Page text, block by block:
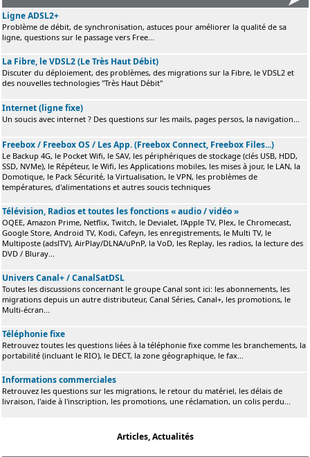
Ligne ADSL2+
Problème de débit, de synchronisation, astuces pour améliorer la qualité de sa
ligne, questions sur le passage vers Free...
La Fibre, le VDSL2 (Le Très Haut Débit)
Discuter du déploiement, des problèmes, des migrations sur la Fibre, le VDSL2 et
des nouvelles technologies "Très Haut Débit"
Internet (ligne fixe)
Un soucis avec internet ? Des questions sur les mails, pages persos, la navigation...
Freebox / Freebox OS / Les App. (Freebox Connect, Freebox Files...)
Le Backup 4G, le Pocket Wifi, le SAV, les périphériques de stockage (clés USB, HDD,
SSD, NVMe), le Répéteur, le Wifi, les Applications mobiles, les mises à jour, le LAN, la
Domotique, le Pack Sécurité, la Virtualisation, le VPN, les problèmes de
températures, d'alimentations et autres soucis techniques
Télévision, Radios et toutes les fonctions « audio / vidéo »
OQEE, Amazon Prime, Netflix, Twitch, le Devialet, l'Apple TV, Plex, le Chromecast,
Google Store, Android TV, Kodi, Cafeyn, les enregistrements, le Multi TV, le
Multiposte (adslTV), AirPlay/DLNA/uPnP, la VoD, les Replay, les radios, la lecture des
DVD / Bluray...
Univers Canal+ / CanalSatDSL
Toutes les discussions concernant le groupe Canal sont ici: les abonnements, les
migrations depuis un autre distributeur, Canal Séries, Canal+, les promotions, le
Multi-écran...
Téléphonie fixe
Retrouvez toutes les questions liées à la téléphonie fixe comme les branchements, la
portabilité (incluant le RIO), le DECT, la zone géographique, le fax...
Informations commerciales
Retrouvez les questions sur les migrations, le retour du matériel, les délais de
livraison, l'aide à l'inscription, les promotions, une réclamation, un colis perdu...
Articles, Actualités